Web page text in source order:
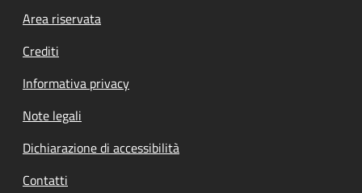
Footer menu
Area riservata
Crediti
Informativa privacy
Note legali
Dichiarazione di accessibilità
Contatti